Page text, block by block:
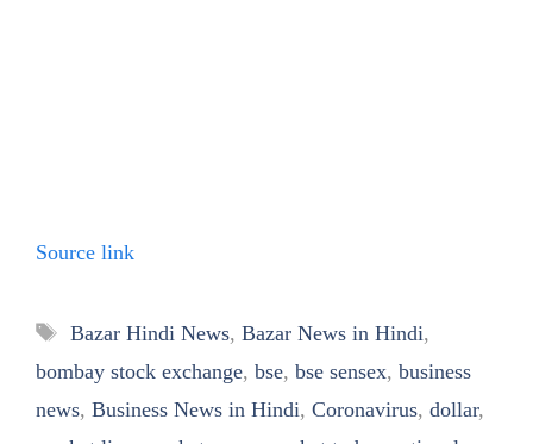
Source link
Tags
Bazar Hindi News, Bazar News in Hindi,
bombay stock exchange, bse, bse sensex, business
news, Business News in Hindi, Coronavirus, dollar,